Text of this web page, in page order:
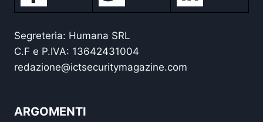
Segreteria: Humana SRL
C.F e P.IVA: 13642431004
redazione@ictsecuritymagazine.com
ARGOMENTI